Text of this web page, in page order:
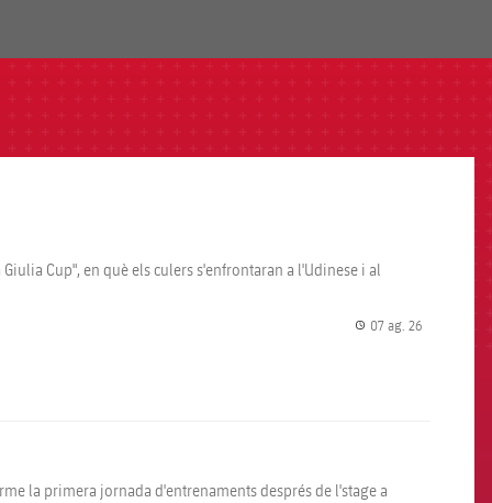
Cup", en què els culers s'enfrontaran a l'Udinese i al
07 ag. 26
la primera jornada d'entrenaments després de l'stage a